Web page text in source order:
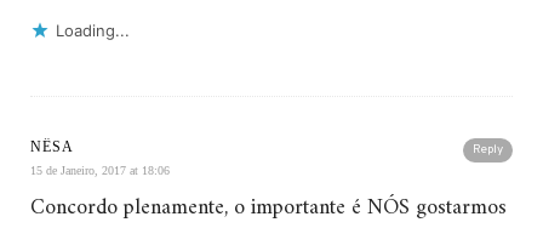
Loading...
Reply
NÊSA
15 de Janeiro, 2017 at 18:06
Concordo plenamente, o importante é NÓS gostarmos